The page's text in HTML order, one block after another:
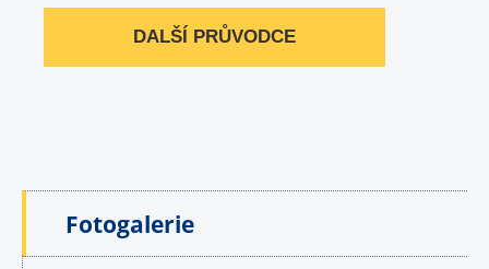
DALŠÍ PRŮVODCE
Fotogalerie